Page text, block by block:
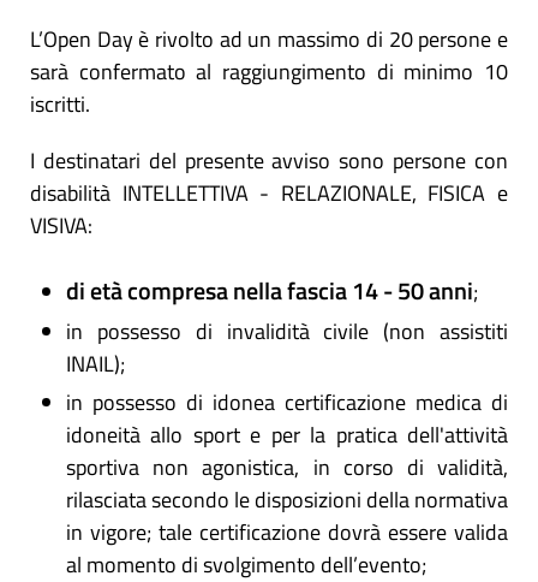
L’Open Day è rivolto ad un massimo di 20 persone e
sarà confermato al raggiungimento di minimo 10
iscritti.
I destinatari del presente avviso sono persone con
disabilità INTELLETTIVA - RELAZIONALE, FISICA e
VISIVA:
di età compresa nella fascia 14 - 50 anni;
in possesso di invalidità civile (non assistiti
INAIL);
in possesso di idonea certificazione medica di
idoneità allo sport e per la pratica dell'attività
sportiva non agonistica, in corso di validità,
rilasciata secondo le disposizioni della normativa
in vigore; tale certificazione dovrà essere valida
al momento di svolgimento dell’evento;